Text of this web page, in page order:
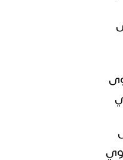
| عيسى الليث